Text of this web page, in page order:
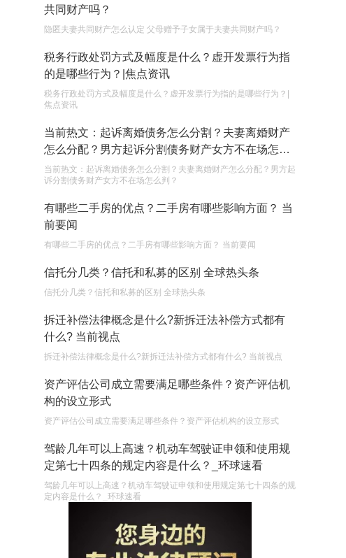
共同财产吗？
隐匿夫妻共同财产怎么认定 父母赠予子女属于夫妻共同财产吗？
税务行政处罚方式及幅度是什么？虚开发票行为指
的是哪些行为？|焦点资讯
税务行政处罚方式及幅度是什么？虚开发票行为指的是哪些行为？|
焦点资讯
当前热文：起诉离婚债务怎么分割？夫妻离婚财产
怎么分配？男方起诉分割债务财产女方不在场怎么
判？
当前热文：起诉离婚债务怎么分割？夫妻离婚财产怎么分配？男方起
诉分割债务财产女方不在场怎么判？
有哪些二手房的优点？二手房有哪些影响方面？ 当
前要闻
有哪些二手房的优点？二手房有哪些影响方面？ 当前要闻
信托分几类？信托和私募的区别 全球热头条
信托分几类？信托和私募的区别 全球热头条
拆迁补偿法律概念是什么?新拆迁法补偿方式都有
什么? 当前视点
拆迁补偿法律概念是什么?新拆迁法补偿方式都有什么? 当前视点
资产评估公司成立需要满足哪些条件？资产评估机
构的设立形式
资产评估公司成立需要满足哪些条件？资产评估机构的设立形式
驾龄几年可以上高速？机动车驾驶证申领和使用规
定第七十四条的规定内容是什么？_环球速看
驾龄几年可以上高速？机动车驾驶证申领和使用规定第七十四条的规
定内容是什么？_环球速看